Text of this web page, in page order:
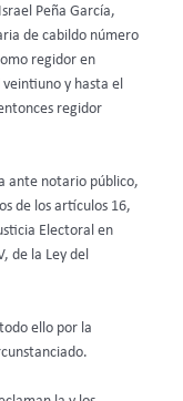
Peña García,
de cabildo número
regidor en
y hasta el
regidor
ante notario público,
de los artículos 16,
Electoral en
de la Ley del
ello por la